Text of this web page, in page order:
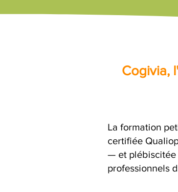
Cogivia,
La formation
certifiée
— et plébiscitée
professionnels